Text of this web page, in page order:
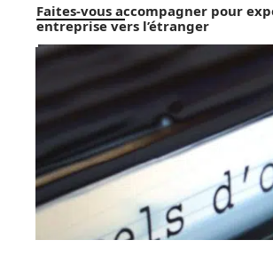
Faites-vous accompagner pour
entreprise vers l’étranger